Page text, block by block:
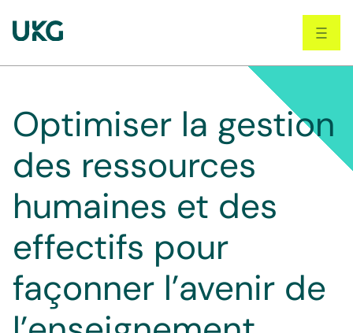
Optimiser la gestion
des ressources
humaines et des
effectifs pour
façonner l’avenir de